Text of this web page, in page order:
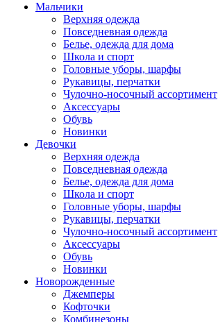
Мальчики
Верхняя одежда
Повседневная одежда
Белье, одежда для дома
Школа и спорт
Головные уборы, шарфы
Рукавицы, перчатки
Чулочно-носочный ассортимент
Аксессуары
Обувь
Новинки
Девочки
Верхняя одежда
Повседневная одежда
Белье, одежда для дома
Школа и спорт
Головные уборы, шарфы
Рукавицы, перчатки
Чулочно-носочный ассортимент
Аксессуары
Обувь
Новинки
Новорожденные
Джемперы
Кофточки
Комбинезоны